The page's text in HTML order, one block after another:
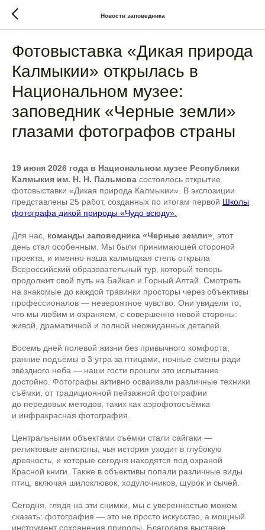
Новости заповедника
Фотовыставка «Дикая природа
Калмыкии» открылась в
Национальном музее:
заповедник «Черные земли»
глазами фотографов страны
19 июня 2026 года в Национальном музее Республики
Калмыкия им. Н. Н. Пальмова состоялось открытие
фотовыставки «Дикая природа Калмыкии». В экспозиции
представлены 25 работ, созданных по итогам первой Школы
фотографа дикой природы «Чудо всюду».
Для нас, команды заповедника «Черные земли» , этот
день стал особенным. Мы были принимающей стороной
проекта, и именно наша калмыцкая степь открыла
Всероссийский образовательный тур, который теперь
продолжит свой путь на Байкал и Горный Алтай. Смотреть
на знакомые до каждой травинки просторы через объективы
профессионалов — невероятное чувство. Они увидели то,
что мы любим и охраняем, с совершенно новой стороны:
живой, драматичной и полной неожиданных деталей.
Восемь дней полевой жизни без привычного комфорта,
ранние подъёмы в 3 утра за птицами, ночные смены ради
звёздного неба — наши гости прошли это испытание
достойно. Фотографы активно осваивали различные техники
съёмки, от традиционной пейзажной фотографии
до передовых методов, таких как аэрофотосъёмка
и инфракрасная фотография.
Центральными объектами съёмки стали сайгаки —
реликтовые антилопы, чья история уходит в глубокую
древность, и которые сегодня находятся под охраной
Красной книги. Также в объективы попали различные виды
птиц, включая шилоклювок, ходулочников, щурок и сычей.
Сегодня, глядя на эти снимки, мы с уверенностью можем
сказать: фотография — это не просто искусство, а мощный
инструмент сохранения природы. Благодаря выставке